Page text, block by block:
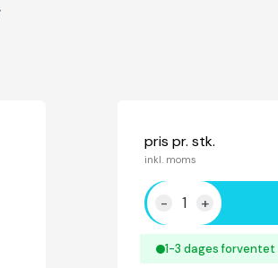
pris pr. stk.
inkl. moms
- +
1-3 dages